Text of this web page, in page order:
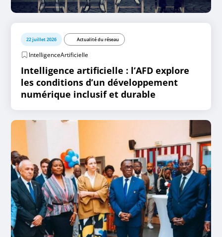
22 juillet 2026 Actualité du réseau
IntelligenceArtificielle
Intelligence artificielle : l’AFD explore
les conditions d’un développement
numérique inclusif et durable